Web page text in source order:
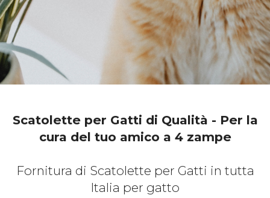
Scatolette per Gatti di Qualità - Per la
cura del tuo amico a 4 zampe
Fornitura di Scatolette per Gatti in tutta
Italia per gatto